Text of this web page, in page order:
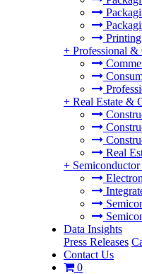
+ Professional &
+ Real Estate &
Real
+
Data Insights
Press Releases
Contact Us
0